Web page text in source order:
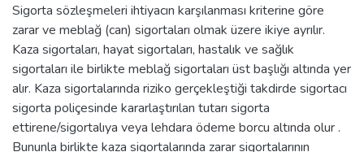
Sigorta sözleşmeleri ihtiyacın karşılanması kriterine göre
zarar ve meblağ (can) sigortaları olmak üzere ikiye ayrılır.
Kaza sigortaları, hayat sigortaları, hastalık ve sağlık
sigortaları ile birlikte meblağ sigortaları üst başlığı altında yer
alır. Kaza sigortalarında riziko gerçekleştiği takdirde sigortacı
sigorta poliçesinde kararlaştırılan tutarı sigorta
ettirene/sigortalıya veya lehdara ödeme borcu altında olur .
Bununla birlikte kaza sigortalarında zarar sigortalarının